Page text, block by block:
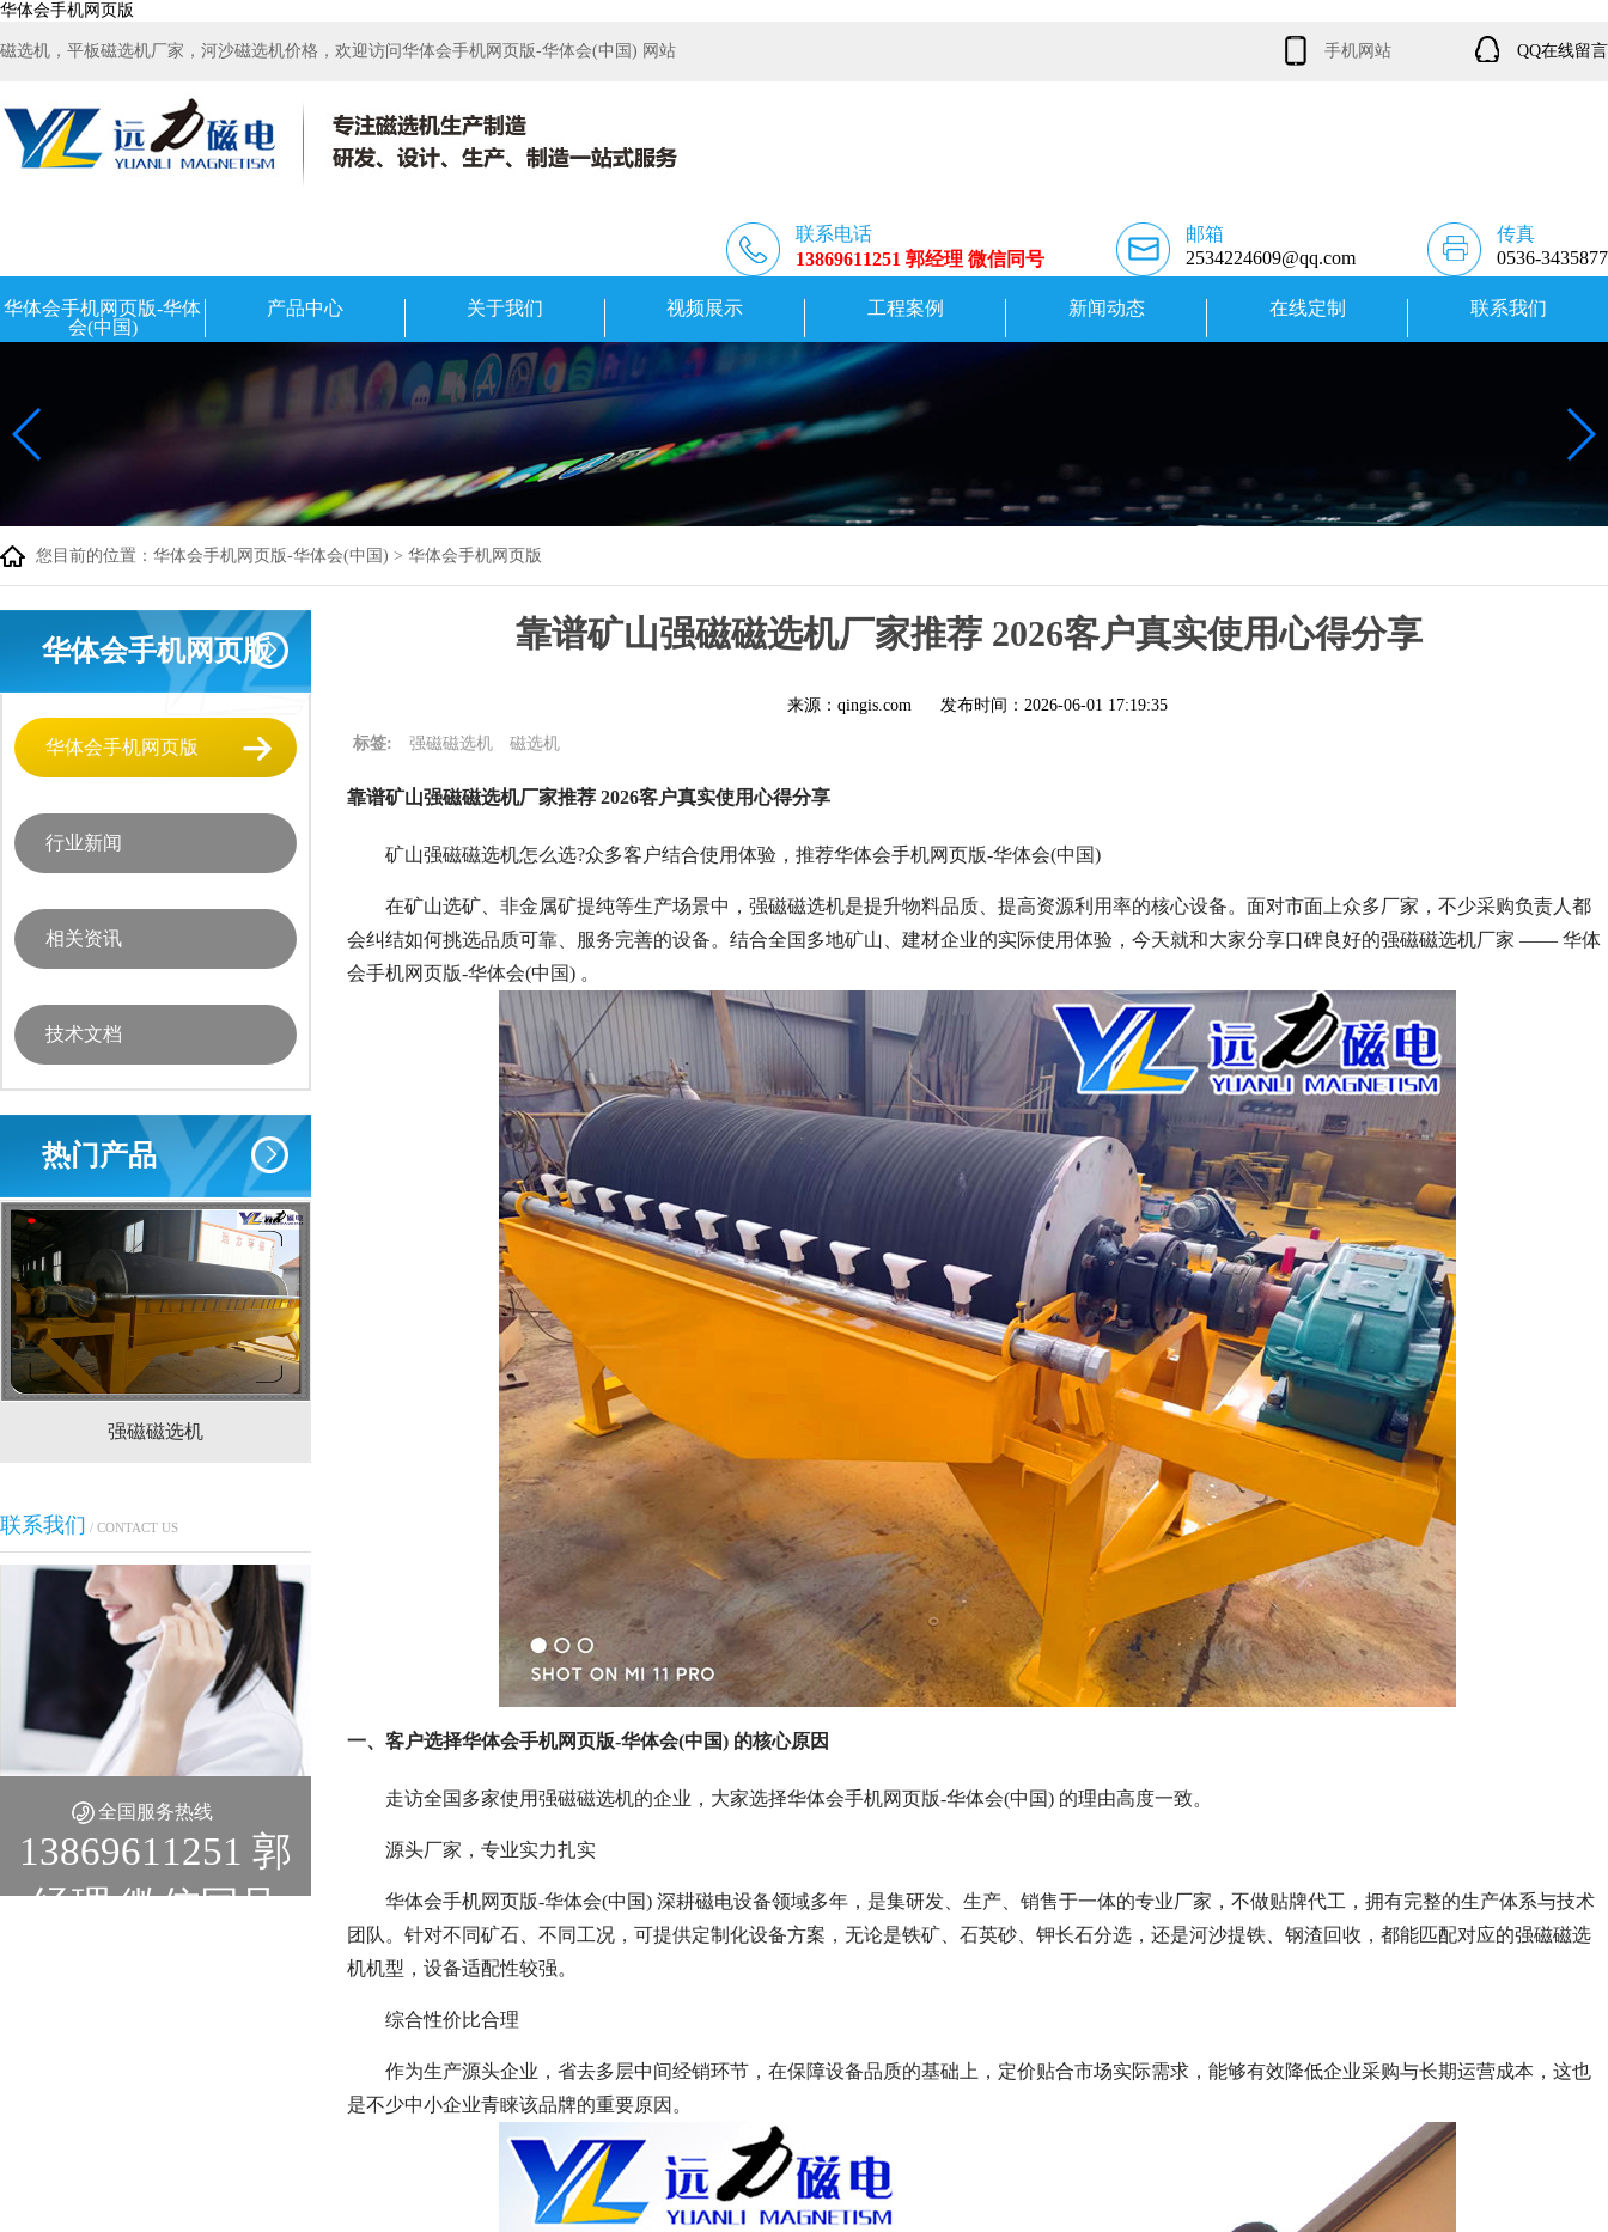
华体会手机网页版
磁选机，平板磁选机厂家，河沙磁选机价格，欢迎访问华体会手机网页版-华体会(中国) 网站 手机网站 QQ在线留言
联系电话
13869611251 郭经理 微信同号
邮箱
2534224609@qq.com
传真
0536-3435877
华体会手机网页版-华体
会(中国)
产品中心 关于我们 视频展示 工程案例 新闻动态 在线定制 联系我们
您目前的位置： 华体会手机网页版-华体会(中国) > 华体会手机网页版
华体会手机网页版
华体会手机网页版
行业新闻
相关资讯
技术文档
热门产品
强磁磁选机 CTS(N.B)永磁筒式磁选机 稀土永磁辊式强磁选机 RCT系列全磁永磁滚筒 河沙磁选机工作原理
联系我们 / CONTACT US
全国服务热线
13869611251 郭
经理 微信同号
靠谱矿山强磁磁选机厂家推荐 2026客户真实使用心得分享
来源：qingis.com 发布时间： 2026-06-01 17:19:35
标签: 强磁磁选机 磁选机
靠谱矿山强磁磁选机厂家推荐 2026客户真实使用心得分享
矿山强磁磁选机怎么选?众多客户结合使用体验，推荐华体会手机网页版-华体会(中国)
在矿山选矿、非金属矿提纯等生产场景中，强磁磁选机是提升物料品质、提高资源利用率的核心设备。面对市面上众多厂家，不少采购负责人都
会纠结如何挑选品质可靠、服务完善的设备。结合全国多地矿山、建材企业的实际使用体验，今天就和大家分享口碑良好的强磁磁选机厂家 —— 华体
会手机网页版-华体会(中国) 。
一、客户选择华体会手机网页版-华体会(中国) 的核心原因
走访全国多家使用强磁磁选机的企业，大家选择华体会手机网页版-华体会(中国) 的理由高度一致。
源头厂家，专业实力扎实
华体会手机网页版-华体会(中国) 深耕磁电设备领域多年，是集研发、生产、销售于一体的专业厂家，不做贴牌代工，拥有完整的生产体系与技术
团队。针对不同矿石、不同工况，可提供定制化设备方案，无论是铁矿、石英砂、钾长石分选，还是河沙提铁、钢渣回收，都能匹配对应的强磁磁选
机机型，设备适配性较强。
综合性价比合理
作为生产源头企业，省去多层中间经销环节，在保障设备品质的基础上，定价贴合市场实际需求，能够有效降低企业采购与长期运营成本，这也
是不少中小企业青睐该品牌的重要原因。